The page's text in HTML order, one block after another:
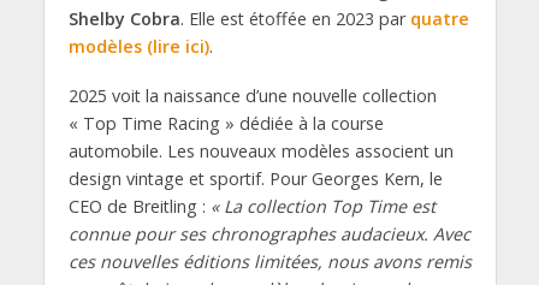
Shelby Cobra. Elle est étoffée en 2023 par quatre
modèles (lire ici).
2025 voit la naissance d’une nouvelle collection
« Top Time Racing » dédiée à la course
automobile. Les nouveaux modèles associent un
design vintage et sportif. Pour Georges Kern, le
CEO de Breitling : « La collection Top Time est
connue pour ses chronographes audacieux. Avec
ces nouvelles éditions limitées, nous avons remis